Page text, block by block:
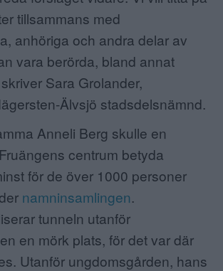
tillsammans med
anhöriga och andra delar av
vara berörda, bland annat
Sara Grolander,
Älvsjö stadsdelsnämnd.
Anneli Berg skulle en
centrum betyda
för de över 1000 personer
namninsamlingen.
tunneln utanför
en mörk plats, för det var där
Utanför ungdomsgården, hans